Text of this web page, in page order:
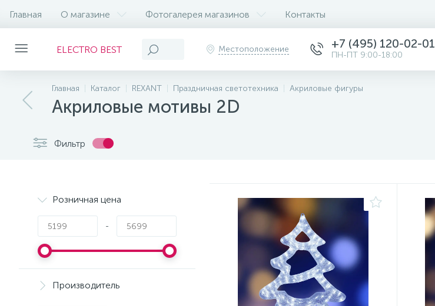
Главная О магазине Фотогалерея магазинов Контакты
ELECTRO BEST Местоположение +7 (495) 120-02-01
ПН-ПТ 9:00-18:00
Главная Каталог REXANT Праздничная светотехника Акриловые фигуры
Акриловые мотивы 2D
Фильтр
Розничная цена
-
Производитель